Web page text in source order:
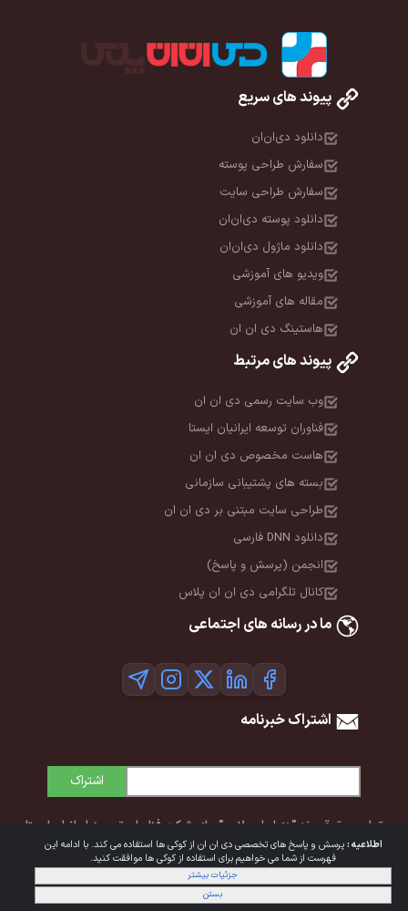
اطلاعیه :پرسش و پاسخ های تخصصی دی ان ان از کوکی ها استفاده می کند. با ادامه این
فهرست از شما می خواهیم برای استفاده از کوکی ها موافقت کنید.
جزئیات بیشتر
بستن
پیوند های سریع
دانلود دی‌ان‌ان
سفارش طراحی پوسته
سفارش طراحی سایت
دانلود پوسته دی‌ان‌ان
دانلود ماژول دی‌ان‌ان
ویدیو های آموزشی
مقاله های آموزشی
هاستینگ دی ان ان
پیوند های مرتبط
وب سایت رسمی دی ان ان
فناوران توسعه ایرانیان ایستا
هاست مخصوص دی ان ان
بسته های پشتیبانی سازمانی
طراحی سایت مبتنی بر دی ان ان
دانلود DNN فارسی
انجمن (پرسش و پاسخ)
کانال تلگرامی دی ان ان پلاس
ما در رسانه های اجتماعی
اشتراک خبرنامه
اشتراک
تمامی حقوق برند "دی‌ان‌ان پلاس" برای شرکت فناوران توسعه ایرانیان ایستا
محفوظ است. © 1392-1405
شرایط استفاده|حریم خصوصی